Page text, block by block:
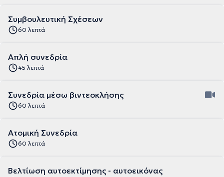
Συμβουλευτική Σχέσεων
60 λεπτά
Απλή συνεδρία
45 λεπτά
Συνεδρία μέσω βιντεοκλήσης
60 λεπτά
Ατομική Συνεδρία
60 λεπτά
Βελτίωση αυτοεκτίμησης - αυτοεικόνας